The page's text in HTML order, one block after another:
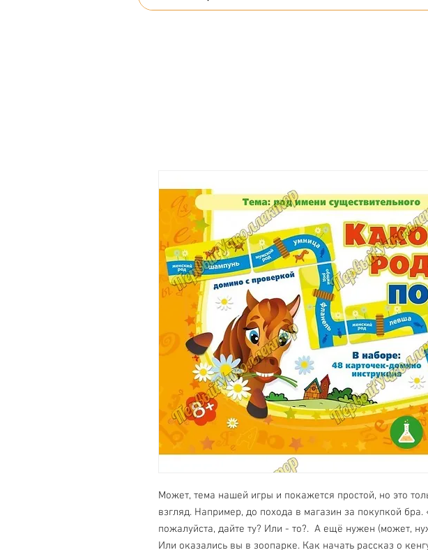
Может, тема нашей игры и покажется простой, но это
взгляд. Например, до похода в магазин за покупкой бра.
пожалуйста, дайте ту? Или - то?. А ещё нужен (может,
Или оказались вы в зоопарке. Как начать рассказ о